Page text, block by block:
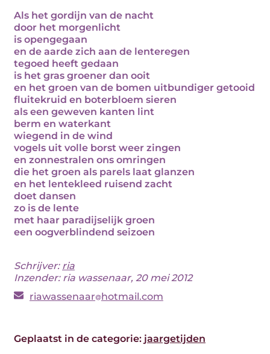
Als het gordijn van de nacht
door het morgenlicht
is opengegaan
en de aarde zich aan de lenteregen
tegoed heeft gedaan
is het gras groener dan ooit
en het groen van de bomen uitbundiger getooid
fluitekruid en boterbloem sieren
als een geweven kanten lint
berm en waterkant
wiegend in de wind
vogels uit volle borst weer zingen
en zonnestralen ons omringen
die het groen als parels laat glanzen
en het lentekleed ruisend zacht
doet dansen
zo is de lente
met haar paradijselijk groen
een oogverblindend seizoen
Schrijver: ria
Inzender: ria wassenaar, 20 mei 2012
riawassenaar hotmail.com
Geplaatst in de categorie: jaargetijden